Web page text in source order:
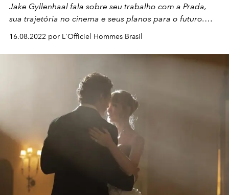
Jake Gyllenhaal fala sobre seu trabalho com a Prada,
sua trajetória no cinema e seus planos para o futuro.
16.08.2022 por L'Officiel Hommes Brasil